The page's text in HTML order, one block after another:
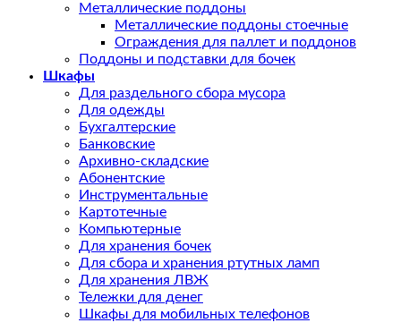
Металлические поддоны
Металлические поддоны стоечные
Ограждения для паллет и поддонов
Поддоны и подставки для бочек
Шкафы
Для раздельного сбора мусора
Для одежды
Бухгалтерские
Банковские
Архивно-складские
Абонентские
Инструментальные
Картотечные
Компьютерные
Для хранения бочек
Для сбора и хранения ртутных ламп
Для хранения ЛВЖ
Тележки для денег
Шкафы для мобильных телефонов